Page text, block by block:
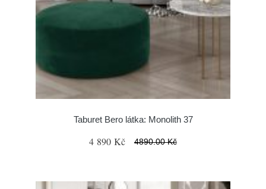
Taburet Bero látka: Monolith 37
4 890 Kč 4890.00 Kč